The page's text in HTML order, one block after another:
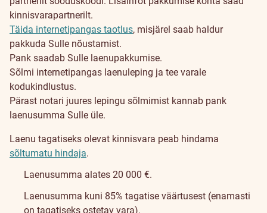
kinnisvarapartnerilt.
Täida internetipangas taotlus, misjärel saab haldur
pakkuda Sulle nõustamist.
Pank saadab Sulle laenupakkumise.
Sõlmi internetipangas laenuleping ja tee varale
kodukindlustus.
Pärast notari juures lepingu sõlmimist kannab pank
laenusumma Sulle üle.
Laenu tagatiseks olevat kinnisvara peab hindama
sõltumatu hindaja.
Laenusumma alates 20 000 €.
Laenusumma kuni 85% tagatise väärtusest (enamasti
on tagatiseks ostetav vara).